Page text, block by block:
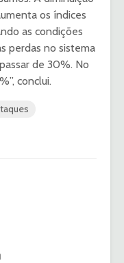
os índices
as condições
perdas no sistema
de 30%. No
conclui.